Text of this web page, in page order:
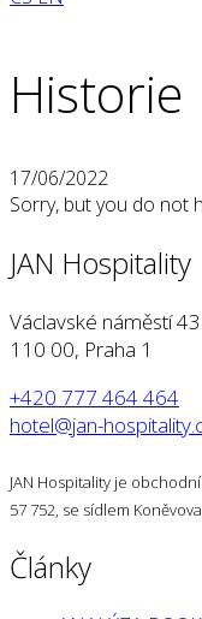
Historie
17/06/2022
Sorry, but you do not
JAN Hospitality
Václavské náměstí 43
110 00, Praha 1
+420 777 464 464
hotel@jan-
JAN Hospitality je
57 752, se sídlem
Články